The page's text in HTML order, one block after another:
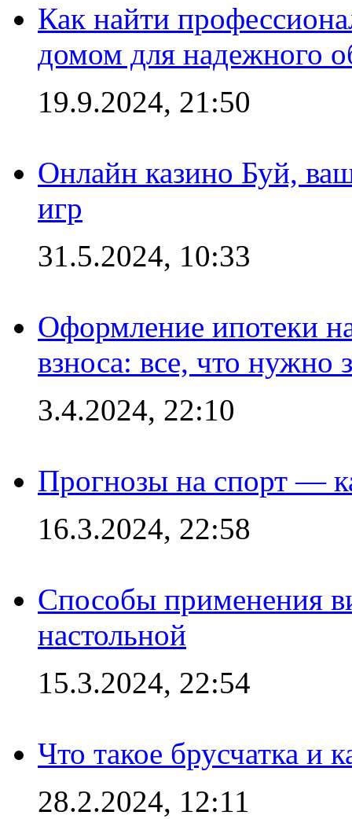
Как найти
домом для надежного
19.9.2024, 21:50
Онлайн казино Буй,
игр
31.5.2024, 10:33
Оформление ипотеки
взноса: все, что нужно
3.4.2024, 22:10
Прогнозы на спорт —
16.3.2024, 22:58
Способы применения
настольной
15.3.2024, 22:54
Что такое брусчатка и
28.2.2024, 12:11